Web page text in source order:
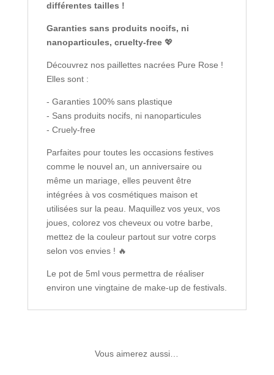
différentes tailles !
Garanties sans produits nocifs, ni
nanoparticules, cruelty-free 💖
Découvrez nos paillettes nacrées Pure Rose !
Elles sont :
- Garanties 100% sans plastique
- Sans produits nocifs, ni nanoparticules
- Cruely-free
Parfaites pour toutes les occasions festives
comme le nouvel an, un anniversaire ou
même un mariage, elles peuvent être
intégrées à vos cosmétiques maison et
utilisées sur la peau. Maquillez vos yeux, vos
joues, colorez vos cheveux ou votre barbe,
mettez de la couleur partout sur votre corps
selon vos envies ! 🔥
Le pot de 5ml vous permettra de réaliser
environ une vingtaine de make-up de festivals.
Vous aimerez aussi…